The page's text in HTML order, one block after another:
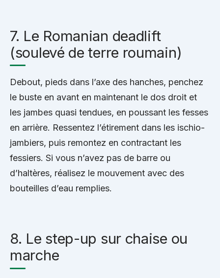
7. Le Romanian deadlift
(soulevé de terre roumain)
Debout, pieds dans l’axe des hanches, penchez
le buste en avant en maintenant le dos droit et
les jambes quasi tendues, en poussant les fesses
en arrière. Ressentez l’étirement dans les ischio-
jambiers, puis remontez en contractant les
fessiers. Si vous n’avez pas de barre ou
d’haltères, réalisez le mouvement avec des
bouteilles d’eau remplies.
8. Le step-up sur chaise ou
marche